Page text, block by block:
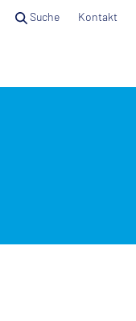
Suche Kontakt